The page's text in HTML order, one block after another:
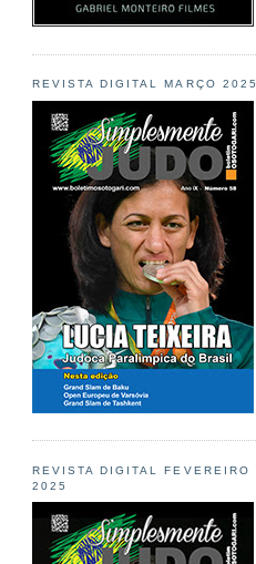
REVISTA DIGITAL MARÇO 2025
REVISTA DIGITAL FEVEREIRO
2025